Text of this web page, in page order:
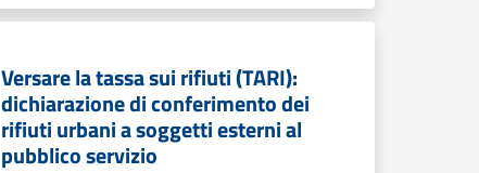
Versare la tassa sui rifiuti (TARI):
dichiarazione di conferimento dei
rifiuti urbani a soggetti esterni al
pubblico servizio